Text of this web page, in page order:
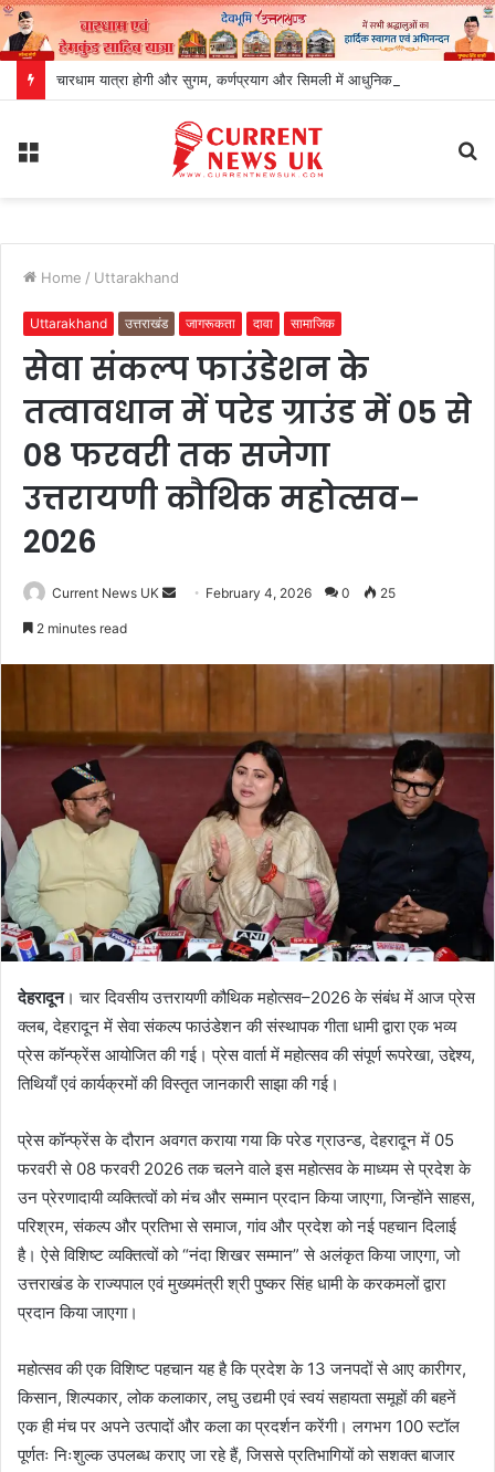
Home / Uttarakhand
Uttarakhand उत्तराखंड जागरूकता दावा सामाजिक
सेवा संकल्प फाउंडेशन के
तत्वावधान में परेड ग्राउंड में 05 से
08 फरवरी तक सजेगा
उत्तरायणी कौथिक महोत्सव–
2026
Current News UK
e
l
February 4, 2026 0 25
2 minutes read
देहरादून। चार दिवसीय उत्तरायणी कौथिक महोत्सव–2026 के संबंध में आज प्रेस
क्लब, देहरादून में सेवा संकल्प फाउंडेशन की संस्थापक गीता धामी द्वारा एक भव्य
प्रेस कॉन्फ्रेंस आयोजित की गई। प्रेस वार्ता में महोत्सव की संपूर्ण रूपरेखा, उद्देश्य,
तिथियाँ एवं कार्यक्रमों की विस्तृत जानकारी साझा की गई।
प्रेस कॉन्फ्रेंस के दौरान अवगत कराया गया कि परेड ग्राउन्ड, देहरादून में 05
फरवरी से 08 फरवरी 2026 तक चलने वाले इस महोत्सव के माध्यम से प्रदेश के
उन प्रेरणादायी व्यक्तित्वों को मंच और सम्मान प्रदान किया जाएगा, जिन्होंने साहस,
परिश्रम, संकल्प और प्रतिभा से समाज, गांव और प्रदेश को नई पहचान दिलाई
है। ऐसे विशिष्ट व्यक्तित्वों को “नंदा शिखर सम्मान” से अलंकृत किया जाएगा, जो
उत्तराखंड के राज्यपाल एवं मुख्यमंत्री श्री पुष्कर सिंह धामी के करकमलों द्वारा
प्रदान किया जाएगा।
महोत्सव की एक विशिष्ट पहचान यह है कि प्रदेश के 13 जनपदों से आए कारीगर,
किसान, शिल्पकार, लोक कलाकार, लघु उद्यमी एवं स्वयं सहायता समूहों की बहनें
एक ही मंच पर अपने उत्पादों और कला का प्रदर्शन करेंगी। लगभग 100 स्टॉल
पूर्णतः निःशुल्क उपलब्ध कराए जा रहे हैं, जिससे प्रतिभागियों को सशक्त बाजार